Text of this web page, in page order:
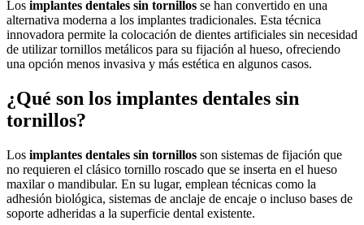
Los implantes dentales sin tornillos se han convertido en una
alternativa moderna a los implantes tradicionales. Esta técnica
innovadora permite la colocación de dientes artificiales sin necesidad
de utilizar tornillos metálicos para su fijación al hueso, ofreciendo
una opción menos invasiva y más estética en algunos casos.
¿Qué son los implantes dentales sin
tornillos?
Los implantes dentales sin tornillos son sistemas de fijación que
no requieren el clásico tornillo roscado que se inserta en el hueso
maxilar o mandibular. En su lugar, emplean técnicas como la
adhesión biológica, sistemas de anclaje de encaje o incluso bases de
soporte adheridas a la superficie dental existente.